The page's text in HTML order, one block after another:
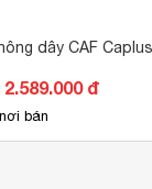
dây CAF
đ
nơi bán